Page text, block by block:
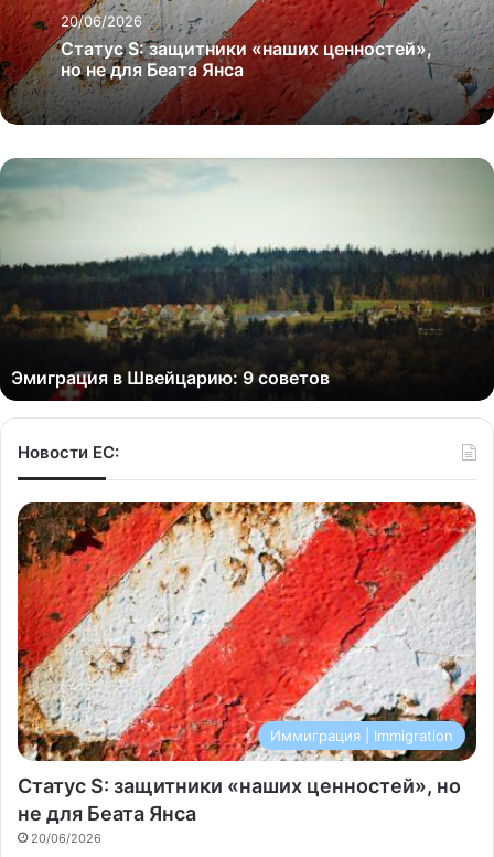
20/06/2026
Статус S: защитники «наших ценностей»,
но не для Беата Янса
Эмиграция в Швейцарию: 9 советов
Новости ЕС:
Иммиграция | Immigration
Статус S: защитники «наших ценностей», но
не для Беата Янса
20/06/2026